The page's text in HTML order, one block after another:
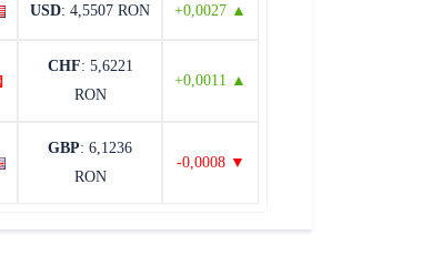
USD: 4,5507 RON +0,0027 ▲
CHF: 5,6221
RON
+0,0011 ▲
GBP: 6,1236
RON
-0,0008 ▼